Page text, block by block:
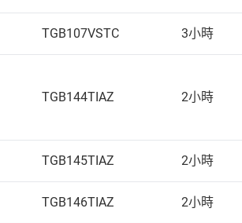
TGB107VSTC 3小時
TGB144TIAZ 2小時
TGB145TIAZ 2小時
TGB146TIAZ 2小時